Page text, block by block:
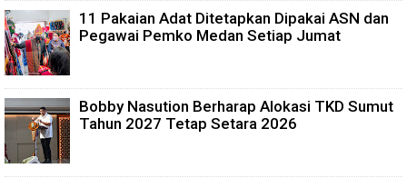
11 Pakaian Adat Ditetapkan Dipakai ASN dan
Pegawai Pemko Medan Setiap Jumat
Bobby Nasution Berharap Alokasi TKD Sumut
Tahun 2027 Tetap Setara 2026